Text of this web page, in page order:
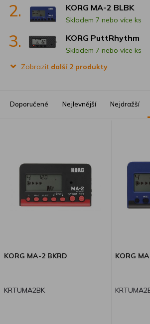
2. KORG MA-2 BLBK
Skladem 7 nebo více ks
3. KORG PuttRhythm
Skladem 7 nebo více ks
Zobrazit další 2 produkty
Doporučené Nejlevnější Nejdražší
KORG MA-2 BKRD
KRTUMA2BK
KORG